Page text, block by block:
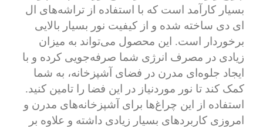
بسیار کارآمد است که با استفاده از تراشه‌های ال
ای دی ساخته شده و از کیفیت نور بسیار بالایی
برخوردار است. این محصول می‌تواند به میزان
زیادی در مصرف انرژی شما صرفه‌جویی کرده و با
ایجاد جلوه‌ای مدرن در فضای آشپزخانه، به شما
کمک کند تا نور موردنیاز در این فضا را تامین کنید.
استفاده از این چراغ‌ها برای آشپزخانه‌های مدرن و
امروزی کاربردهای بسیار زیادی داشته و علاوه بر